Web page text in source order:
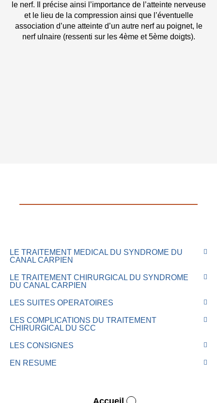
le nerf. Il précise ainsi l’importance de l’atteinte nerveuse
et le lieu de la compression ainsi que l’éventuelle
association d’une atteinte d’un autre nerf au poignet, le
nerf ulnaire (ressenti sur les 4ème et 5ème doigts).
LE TRAITEMENT MEDICAL DU SYNDROME DU
CANAL CARPIEN
LE TRAITEMENT CHIRURGICAL DU SYNDROME
DU CANAL CARPIEN
LES SUITES OPERATOIRES
LES COMPLICATIONS DU TRAITEMENT
CHIRURGICAL DU SCC
LES CONSIGNES
EN RESUME
Accueil